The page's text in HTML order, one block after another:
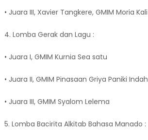
• Juara III, Xavier Tangkere, GMIM Moria Kali
4. Lomba Gerak dan Lagu :
• Juara I, GMIM Kurnia Sea satu
• Juara II, GMIM Pinasaan Griya Paniki Indah
• Juara III, GMIM Syalom Lelema
5. Lomba Bacirita Alkitab Bahasa Manado :